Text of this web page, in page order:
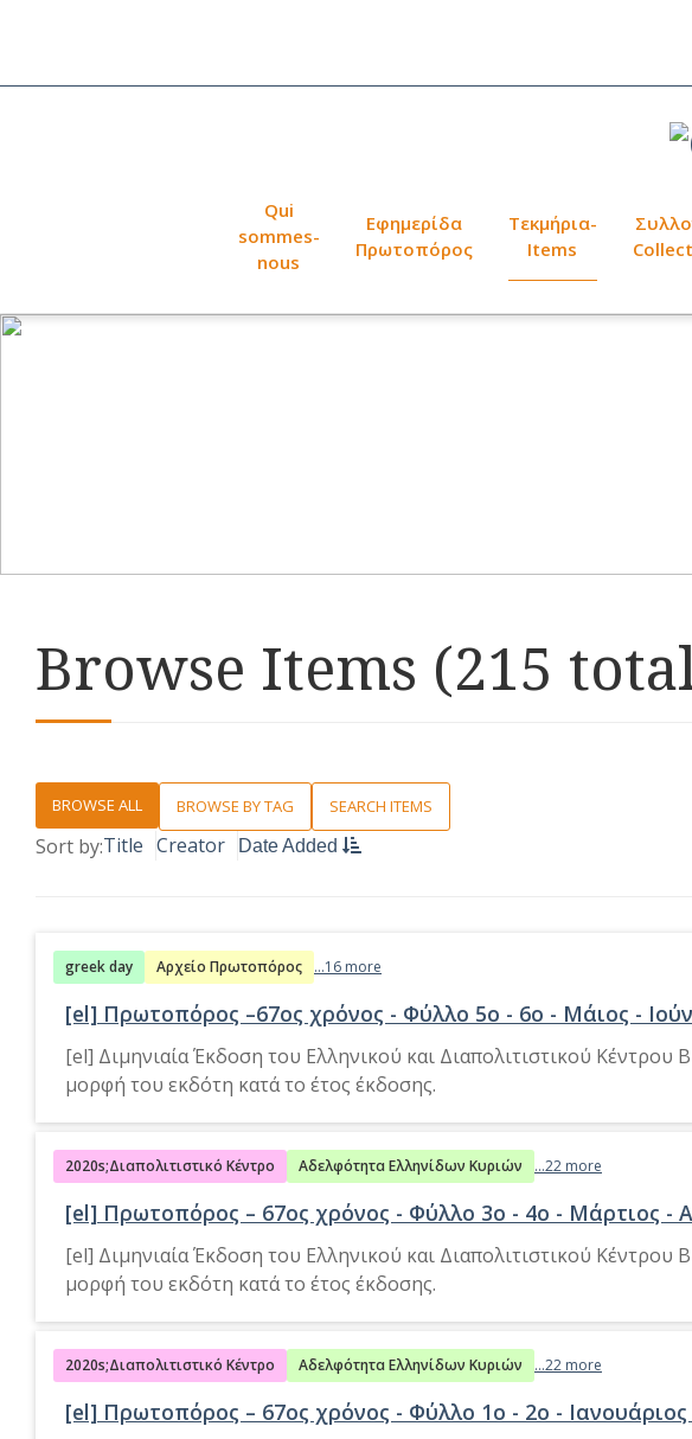
Qui
sommes-
nous
Εφημερίδα
Πρωτοπόρος
Τεκμήρια-
Items
Browse Items (215
BROWSE ALL BROWSE BY TAG SEARCH ITEMS
Sort by:Title Creator Date Added
greek day Αρχείο Πρωτοπόρος ...16 more
[el] Πρωτοπόρος –67ος χρόνος - Φύλλο 5o - 6ο - Μάιος -
[el] Διμηνιαία Έκδοση του Ελληνικού και Διαπολιτιστικού
μορφή του εκδότη κατά το έτος έκδοσης.
2020s;Διαπολιτιστικό Κέντρο Αδελφότητα Ελληνίδων Κυριών ...22 more
[el] Πρωτοπόρος – 67ος χρόνος - Φύλλο 3o - 4ο - Μάρτιος -
[el] Διμηνιαία Έκδοση του Ελληνικού και Διαπολιτιστικού
μορφή του εκδότη κατά το έτος έκδοσης.
2020s;Διαπολιτιστικό Κέντρο Αδελφότητα Ελληνίδων Κυριών ...22 more
[el] Πρωτοπόρος – 67ος χρόνος - Φύλλο 1o - 2ο -